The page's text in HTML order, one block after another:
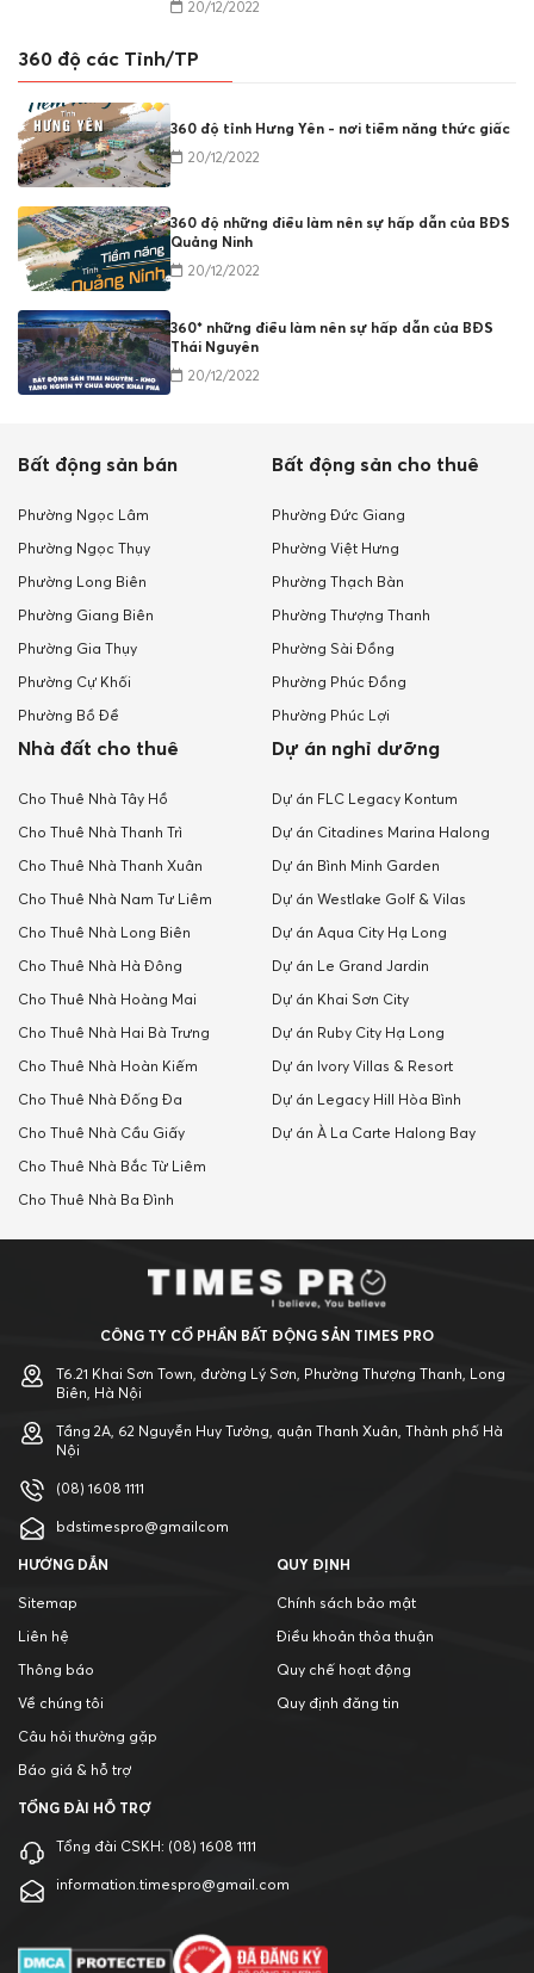
20/12/2022
360 độ các Tỉnh/TP
360 độ tỉnh Hưng Yên - nơi tiềm năng thức giấc
20/12/2022
360 độ những điều làm nên sự hấp dẫn của BĐS
Quảng Ninh
20/12/2022
360* những điều làm nên sự hấp dẫn của BĐS
Thái Nguyên
20/12/2022
Bất động sản bán
Phường Ngọc Lâm
Phường Ngọc Thụy
Phường Long Biên
Phường Giang Biên
Phường Gia Thụy
Phường Cự Khối
Phường Bồ Đề
Bất động sản cho thuê
Phường Đức Giang
Phường Việt Hưng
Phường Thạch Bàn
Phường Thượng Thanh
Phường Sài Đồng
Phường Phúc Đồng
Phường Phúc Lợi
Nhà đất cho thuê
Cho Thuê Nhà Tây Hồ
Cho Thuê Nhà Thanh Trì
Cho Thuê Nhà Thanh Xuân
Cho Thuê Nhà Nam Tư Liêm
Cho Thuê Nhà Long Biên
Cho Thuê Nhà Hà Đông
Cho Thuê Nhà Hoàng Mai
Cho Thuê Nhà Hai Bà Trưng
Cho Thuê Nhà Hoàn Kiếm
Cho Thuê Nhà Đống Đa
Cho Thuê Nhà Cầu Giấy
Cho Thuê Nhà Bắc Từ Liêm
Cho Thuê Nhà Ba Đình
Dự án nghỉ dưỡng
Dự án FLC Legacy Kontum
Dự án Citadines Marina Halong
Dự án Bình Minh Garden
Dự án Westlake Golf & Vilas
Dự án Aqua City Hạ Long
Dự án Le Grand Jardin
Dự án Khai Sơn City
Dự án Ruby City Hạ Long
Dự án Ivory Villas & Resort
Dự án Legacy Hill Hòa Bình
Dự án À La Carte Halong Bay
CÔNG TY CỔ PHẦN BẤT ĐỘNG SẢN TIMES PRO
T6.21 Khai Sơn Town, đường Lý Sơn, Phường Thượng Thanh, Long
Biên, Hà Nội
Tầng 2A, 62 Nguyễn Huy Tưởng, quận Thanh Xuân, Thành phố Hà
Nội
(08) 1608 1111
bdstimespro@gmailcom
HƯỚNG DẪN
Sitemap
Liên hệ
Thông báo
Về chúng tôi
Câu hỏi thường gặp
Báo giá & hỗ trợ
QUY ĐỊNH
Chính sách bảo mật
Điều khoản thỏa thuận
Quy chế hoạt động
Quy định đăng tin
TỔNG ĐÀI HỖ TRỢ
Tổng đài CSKH: (08) 1608 1111
information.timespro@gmail.com